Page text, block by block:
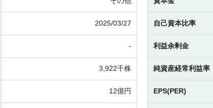
2025/03/27
-
3,922千株
12億円
自己資本比率
利益余剰金
純資産経常利益率
EPS(PER)